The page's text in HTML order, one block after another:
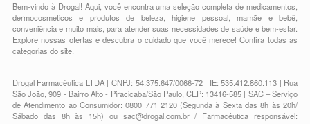
Bem-vindo à Drogal! Aqui, você encontra uma seleção completa demedicamentos
dermocosméticos e produtos de beleza,higiene pessoal,mamãe e bebê
conveniênciae muito mais, para atender suas necessidades de saúde e bem-estar.
Explore nossas ofertas e descubra o cuidado que você merece!Confira todas as
categorias do site.
Drogal Farmacêutica LTDA | CNPJ: 54.375.647/0066-72 | IE: 535.412.860.113 | Rua
São João, 909 - Bairro Alto - Piracicaba/São Paulo, CEP: 13416-585 | SAC – Serviço
de Atendimento ao Consumidor: 0800 771 2120 (Segunda à Sexta das 8h às 20h/
Sábado das 8h às 15h) ou sac@drogal.com.br/ Farmacêutica responsável: